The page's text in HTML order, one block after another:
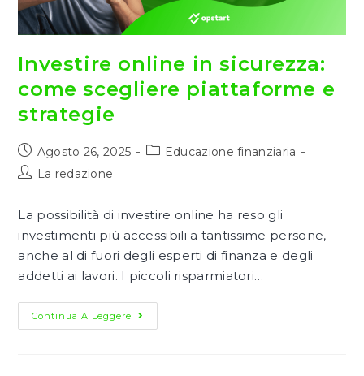
Investire online in sicurezza:
come scegliere piattaforme e
strategie
Articolo
pubblicato:
Agosto 26, 2025
Categoria
Educazione finanziaria
AutoreLa redazione
La possibilità di investire online ha reso gli
investimenti più accessibili a tantissime persone,
anche al di fuori degli esperti di finanza e degli
addetti ai lavori. I piccoli risparmiatori…
Continua A Leggere Investire
Online